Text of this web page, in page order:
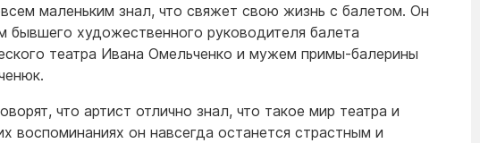
маленьким знал, что свяжет свою жизнь с балетом. Он
бывшего художественного руководителя балета
театра Ивана Омельченко и мужем примы-балерины
что артист отлично знал, что такое мир театра и
воспоминаниях он навсегда останется страстным и